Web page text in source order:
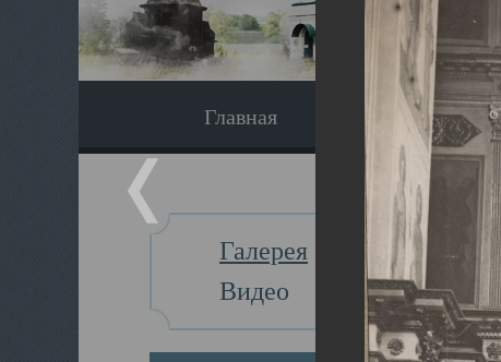
Главная Экскурсия
Галерея
Видео